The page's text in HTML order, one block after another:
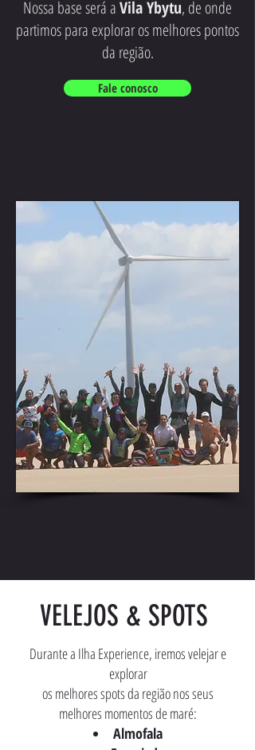
Nossa base será aVila Ybytu, de onde
partimos para explorar os melhores pontos
da região.
Fale conosco
VELEJOS & SPOTS
Durante a Ilha Experience, iremos velejar e
explorar
os melhores spots da região nos seus
melhores momentos de maré:
Almofala